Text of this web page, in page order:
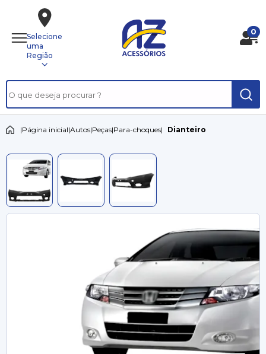
Selecione
uma
Região
0
|Página inicial|Autos|Peças|Para-choques| Dianteiro